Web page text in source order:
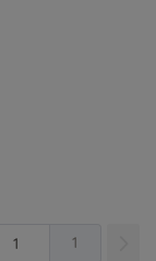
1